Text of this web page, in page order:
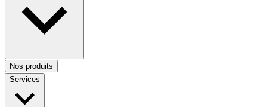
Nos produits
Services